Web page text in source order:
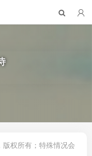
权所有；特殊情况会